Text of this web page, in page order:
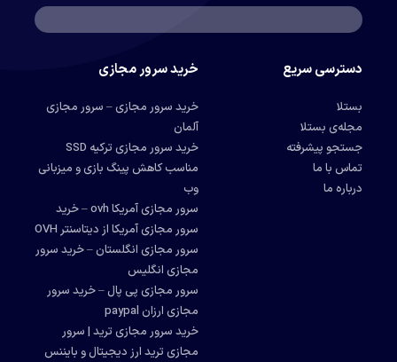
دسترسی سریع
بستلا
مجله‌ی بستلا
جستجو پیشرفته
تماس با ما
درباره ما
خرید سرور مجازی
خرید سرور مجازی – سرور مجازی
آلمان
خرید سرور مجازی ترکیه SSD
مناسب کاهش پینگ بازی و میزبانی
وب
سرور مجازی آمریکا ovh – خرید
سرور مجازی آمریکا از دیتاسنتر OVH
سرور مجازی انگلستان – خرید سرور
مجازی انگلیس
سرور مجازی پی پال – خرید سرور
مجازی ارزان paypal
خرید سرور مجازی ترید | سرور
مجازی ترید ارز دیجیتال و بایننس